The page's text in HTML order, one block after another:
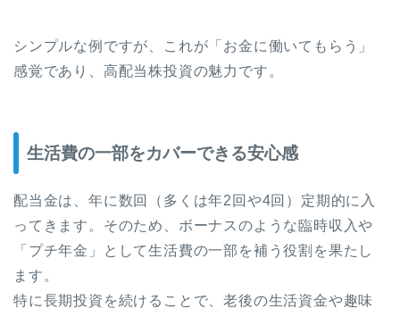
シンプルな例ですが、これが「お金に働いてもらう」
感覚であり、高配当株投資の魅力です。
生活費の一部をカバーできる安心感
配当金は、年に数回（多くは年2回や4回）定期的に入
ってきます。そのため、ボーナスのような臨時収入や
「プチ年金」として生活費の一部を補う役割を果たし
ます。
特に長期投資を続けることで、老後の生活資金や趣味